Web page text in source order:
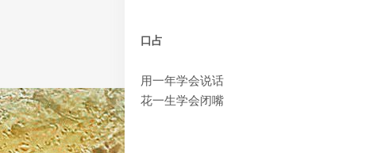
口占
用一年学会说话
花一生学会闭嘴